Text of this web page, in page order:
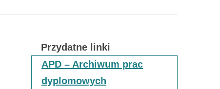
Przydatne linki
APD – Archiwum prac
dyplomowych